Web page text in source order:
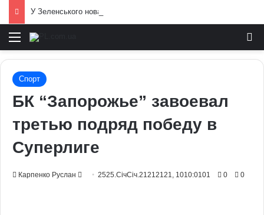
Меню
Спорт
БК “Запорожье” завоевал
третью подряд победу в
Суперлиге
Карпенко Руслан
Send2525.СічСіч.21212121, 1010:0101 0 0